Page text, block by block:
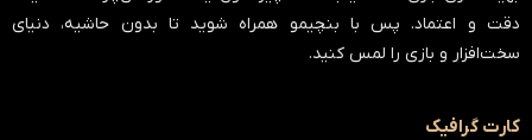
دقت و اعتماد. پس با بنچیمو همراه شوید تا بدون حاشیه، دنیای
سخت‌افزار و بازی را لمس کنید.
کارت گرافیک